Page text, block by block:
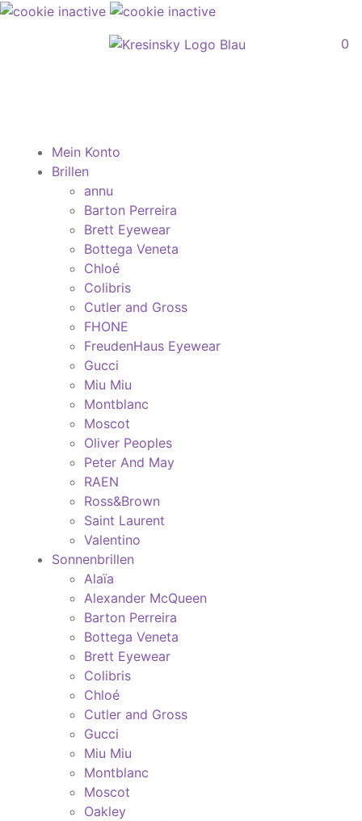
0
Mein Konto
Brillen
annu
Barton Perreira
Brett Eyewear
Bottega Veneta
Chloé
Colibris
Cutler and Gross
FHONE
FreudenHaus Eyewear
Gucci
Miu Miu
Montblanc
Moscot
Oliver Peoples
Peter And May
RAEN
Ross&Brown
Saint Laurent
Valentino
Sonnenbrillen
Alaïa
Alexander McQueen
Barton Perreira
Bottega Veneta
Brett Eyewear
Colibris
Chloé
Cutler and Gross
Gucci
Miu Miu
Montblanc
Moscot
Oakley